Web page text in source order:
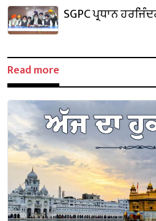
SGPC ਪ੍ਰਧਾਨ
Read more